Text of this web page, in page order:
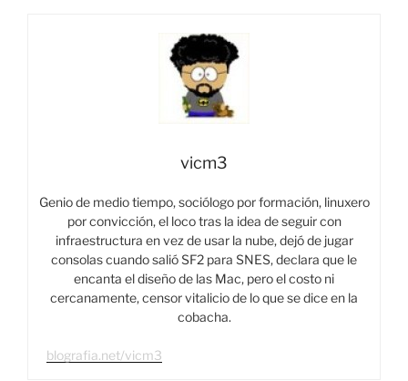
vicm3
Genio de medio tiempo, sociólogo por formación, linuxero
por convicción, el loco tras la idea de seguir con
infraestructura en vez de usar la nube, dejó de jugar
consolas cuando salió SF2 para SNES, declara que le
encanta el diseño de las Mac, pero el costo ni
cercanamente, censor vitalicio de lo que se dice en la
cobacha.
blografia.net/vicm3